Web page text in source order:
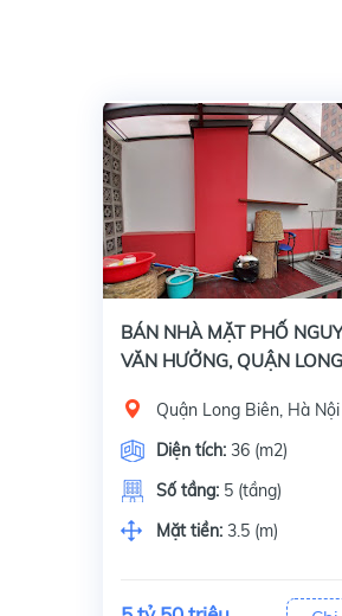
BÁN NHÀ MẶT PHỐ
VĂN HƯỞNG, QUẬN
TRIỆUQuận Long Biên, Hà Nội
Diện tích: 36 (m2)
Số tầng: 5 (tầng)
Mặt tiền: 3.5 (m)